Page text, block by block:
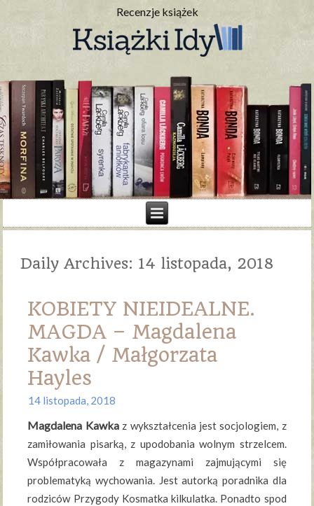
Recenzje książek
Daily Archives: 14 listopada, 2018
KOBIETY NIEIDEALNE.
MAGDA – Magdalena
Kawka / Małgorzata
Hayles
14 listopada, 2018
Magdalena Kawkaz wykształcenia jest socjologiem, z
zamiłowania pisarką, z upodobania wolnym strzelcem.
Współpracowała z magazynami zajmującymi się
problematyką wychowania. Jest autorką poradnika dla
rodziców Przygody Kosmatka kilkulatka. Ponadto spod